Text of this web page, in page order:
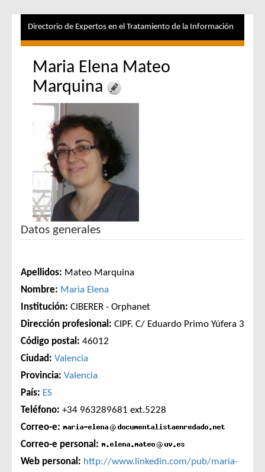
Directorio de Expertos en el Tratamiento de la Información
Maria Elena Mateo
Marquina
Datos generales
Apellidos: Mateo Marquina
Nombre: Maria Elena
Institución: CIBERER - Orphanet
Dirección profesional: CIPF. C/ Eduardo Primo Yúfera 3
Código postal: 46012
Ciudad: Valencia
Provincia: Valencia
País: ES
Teléfono: +34 963289681 ext.5228
Correo-e:
Correo-e personal:
Web personal: http://www.linkedin.com/pub/maria-